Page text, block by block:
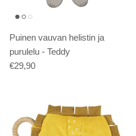
Puinen vauvan helistin ja
purulelu - Teddy
€29,90